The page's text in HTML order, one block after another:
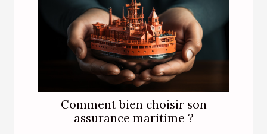
Comment bien choisir son
assurance maritime ?